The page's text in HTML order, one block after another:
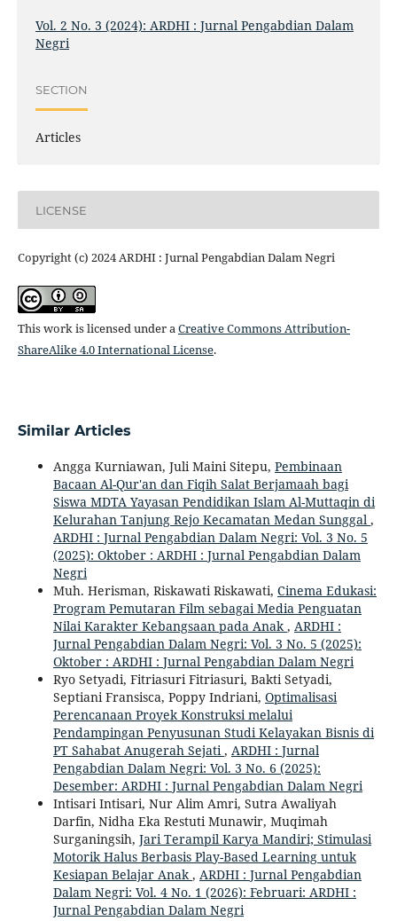
Vol. 2 No. 3 (2024): ARDHI : Jurnal Pengabdian Dalam
Negri
SECTION
Articles
LICENSE
Copyright (c) 2024 ARDHI : Jurnal Pengabdian Dalam Negri
This work is licensed under aCreative Commons Attribution-
ShareAlike 4.0 International License.
Similar Articles
Angga Kurniawan, Juli Maini Sitepu, Pembinaan
Bacaan Al-Qur'an dan Fiqih Salat Berjamaah bagi
Siswa MDTA Yayasan Pendidikan Islam Al-Muttaqin di
Kelurahan Tanjung Rejo Kecamatan Medan Sunggal ,
ARDHI : Jurnal Pengabdian Dalam Negri: Vol. 3 No. 5
(2025): Oktober : ARDHI : Jurnal Pengabdian Dalam
Negri
Muh. Herisman, Riskawati Riskawati, Cinema Edukasi:
Program Pemutaran Film sebagai Media Penguatan
Nilai Karakter Kebangsaan pada Anak, ARDHI :
Jurnal Pengabdian Dalam Negri: Vol. 3 No. 5 (2025):
Oktober : ARDHI : Jurnal Pengabdian Dalam Negri
Ryo Setyadi, Fitriasuri Fitriasuri, Bakti Setyadi,
Septiani Fransisca, Poppy Indriani, Optimalisasi
Perencanaan Proyek Konstruksi melalui
Pendampingan Penyusunan Studi Kelayakan Bisnis di
PT Sahabat Anugerah Sejati, ARDHI : Jurnal
Pengabdian Dalam Negri: Vol. 3 No. 6 (2025):
Desember: ARDHI : Jurnal Pengabdian Dalam Negri
Intisari Intisari, Nur Alim Amri, Sutra Awaliyah
Darfin, Nidha Eka Restuti Munawir, Muqimah
Surganingsih, Jari Terampil Karya Mandiri; Stimulasi
Motorik Halus Berbasis Play-Based Learning untuk
Kesiapan Belajar Anak, ARDHI : Jurnal Pengabdian
Dalam Negri: Vol. 4 No. 1 (2026): Februari: ARDHI :
Jurnal Pengabdian Dalam Negri